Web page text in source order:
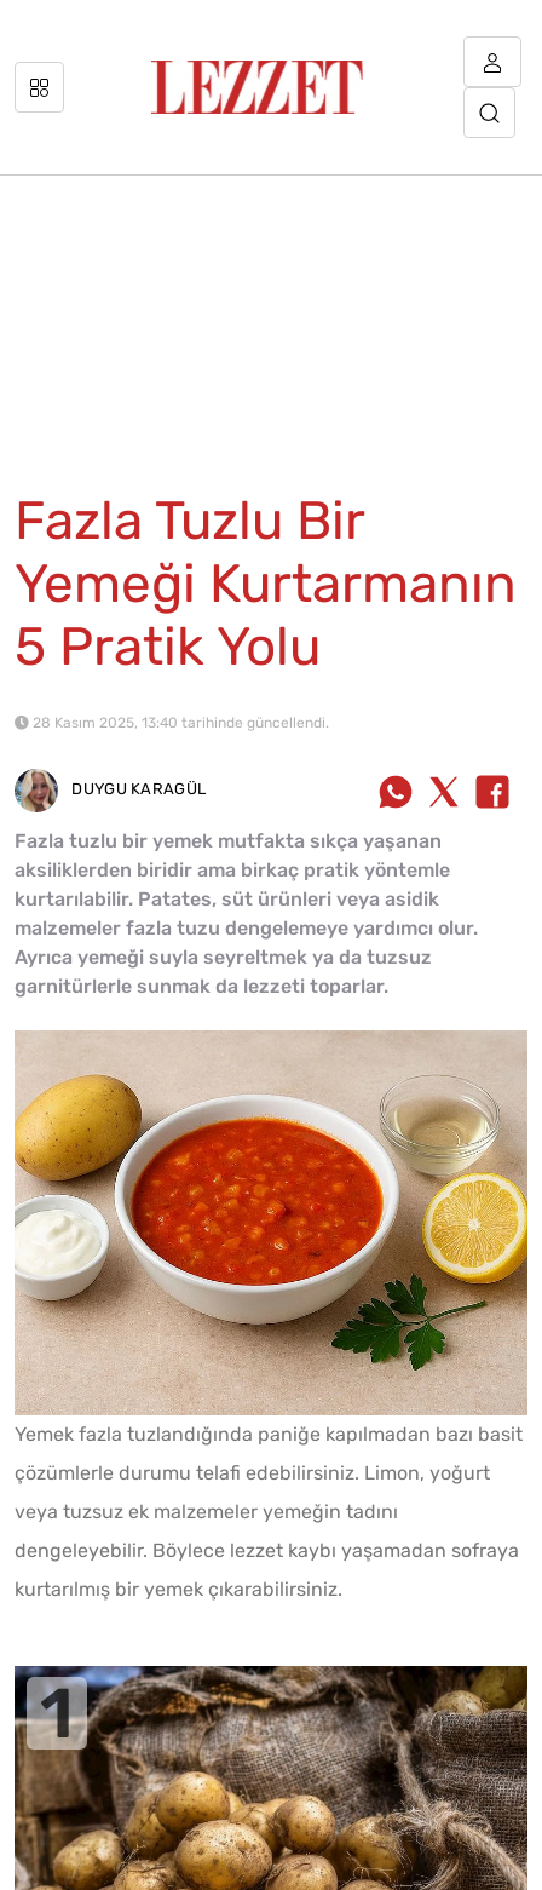
Fazla Tuzlu Bir
Yemeği Kurtarmanın
5 Pratik Yolu
28 Kasım 2025, 13:40 tarihinde güncellendi.
DUYGU KARAGÜL
Fazla tuzlu bir yemek mutfakta sıkça yaşanan
aksiliklerden biridir ama birkaç pratik yöntemle
kurtarılabilir. Patates, süt ürünleri veya asidik
malzemeler fazla tuzu dengelemeye yardımcı olur.
Ayrıca yemeği suyla seyreltmek ya da tuzsuz
garnitürlerle sunmak da lezzeti toparlar.
Yemek fazla tuzlandığında paniğe kapılmadan bazı basit
çözümlerle durumu telafi edebilirsiniz. Limon, yoğurt
veya tuzsuz ek malzemeler yemeğin tadını
dengeleyebilir. Böylece lezzet kaybı yaşamadan sofraya
kurtarılmış bir yemek çıkarabilirsiniz.